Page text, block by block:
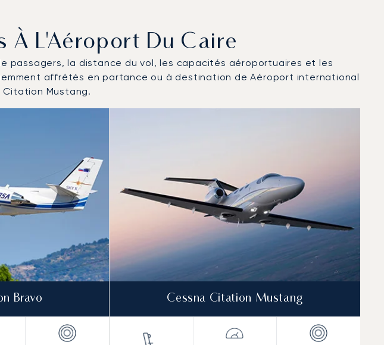
À L'Aéroport Du Caire
passagers, la distance du vol, les capacités aéroportuaires et les
affrétés en partance ou à destination de Aéroport international
Citation Mustang.
Bravo Cessna Citation Mustang